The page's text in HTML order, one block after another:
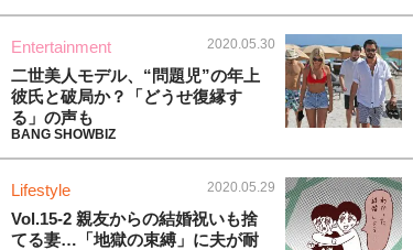
Entertainment 2020.05.30
二世美人モデル、“問題児”の年上
彼氏と破局か？「どうせ復縁す
る」の声も
BANG SHOWBIZ
Lifestyle 2020.05.29
Vol.15-2 親友からの結婚祝いも捨
てる妻…「地獄の束縛」に夫が耐